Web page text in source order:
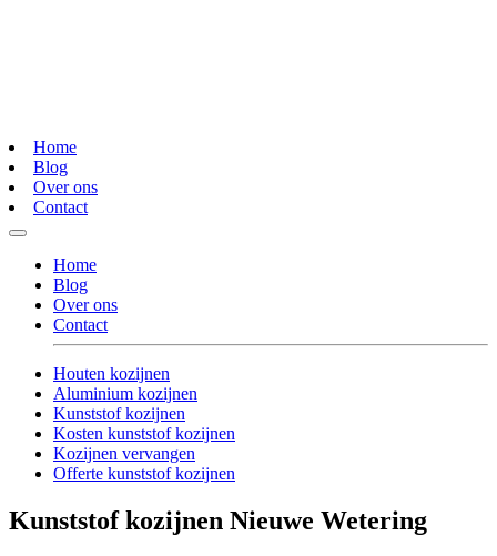
Home
Blog
Over ons
Contact
Home
Blog
Over ons
Contact
Houten kozijnen
Aluminium kozijnen
Kunststof kozijnen
Kosten kunststof kozijnen
Kozijnen vervangen
Offerte kunststof kozijnen
Kunststof kozijnen Nieuwe Wetering